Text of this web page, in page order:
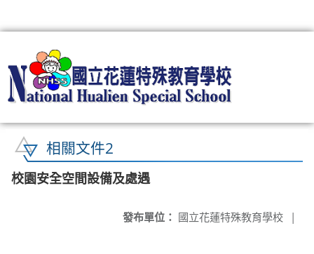
相關文件2
校園安全空間設備及處遇
發布單位： 國立花蓮特殊教育學校 |